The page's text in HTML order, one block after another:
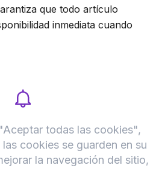
que todo artículo
inmediata cuando